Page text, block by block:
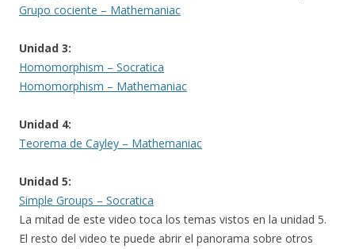
Grupo cociente – Mathemaniac
Unidad 3:
Homomorphism – Socratica
Homomorphism – Mathemaniac
Unidad 4:
Teorema de Cayley – Mathemaniac
Unidad 5:
Simple Groups – Socratica
La mitad de este video toca los temas vistos en la unidad 5.
El resto del video te puede abrir el panorama sobre otros